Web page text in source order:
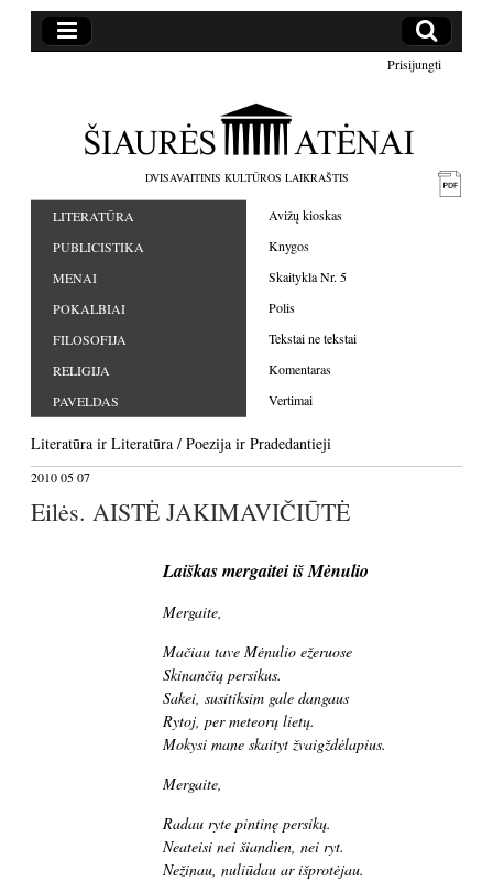
Prisijungti
DVISAVAITINIS KULTŪROS LAIKRAŠTIS
LITERATŪRA
PUBLICISTIKA
MENAI
POKALBIAI
FILOSOFIJA
RELIGIJA
PAVELDAS
Avižų kioskas
Knygos
Skaitykla Nr. 5
Polis
Tekstai ne tekstai
Komentaras
Vertimai
Literatūra ir Literatūra / Poezija ir Pradedantieji
2010 05 07
Eilės. AISTĖ JAKIMAVIČIŪTĖ
Laiškas mergaitei iš Mėnulio
Mergaite,
Mačiau tave Mėnulio ežeruose
Skinančią persikus.
Sakei, susitiksim gale dangaus
Rytoj, per meteorų lietų.
Mokysi mane skaityt žvaigždėlapius.
Mergaite,
Radau ryte pintinę persikų.
Neateisi nei šiandien, nei ryt.
Nežinau, nuliūdau ar išprotėjau.